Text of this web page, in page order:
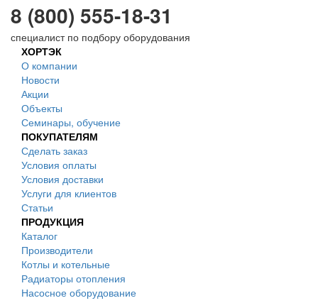
8 (800) 555-18-31
специалист по подбору оборудования
ХОРТЭК
О компании
Новости
Акции
Объекты
Семинары, обучение
ПОКУПАТЕЛЯМ
Сделать заказ
Условия оплаты
Условия доставки
Услуги для клиентов
Статьи
ПРОДУКЦИЯ
Каталог
Производители
Котлы и котельные
Радиаторы отопления
Насосное оборудование